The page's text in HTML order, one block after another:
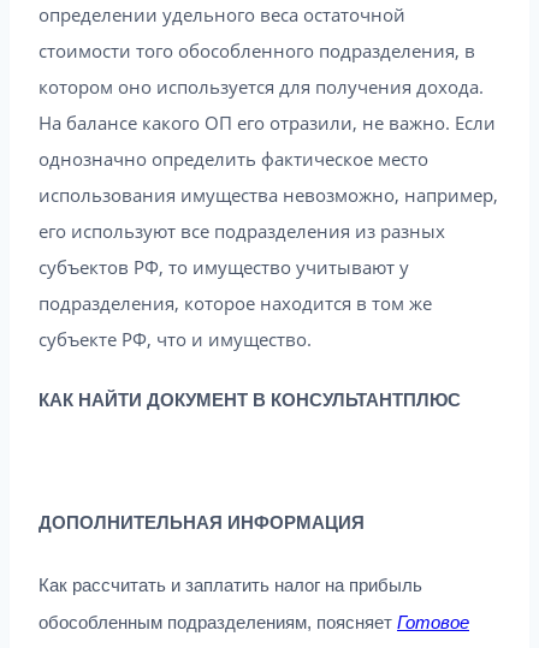
определении удельного веса остаточной
стоимости того обособленного подразделения, в
котором оно используется для получения дохода.
На балансе какого ОП его отразили, не важно. Если
однозначно определить фактическое место
использования имущества невозможно, например,
его используют все подразделения из разных
субъектов РФ, то имущество учитывают у
подразделения, которое находится в том же
субъекте РФ, что и имущество.
КАК НАЙТИ ДОКУМЕНТ В КОНСУЛЬТАНТПЛЮС
ДОПОЛНИТЕЛЬНАЯ ИНФОРМАЦИЯ
Как рассчитать и заплатить налог на прибыль
обособленным подразделениям, поясняет Готовое